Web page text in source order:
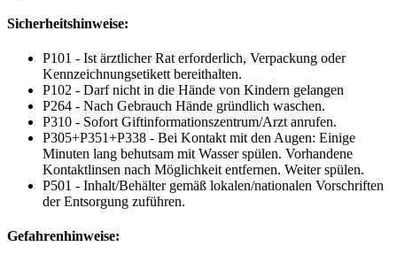
Sicherheitshinweise:
P101 - Ist ärztlicher Rat erforderlich, Verpackung oder
Kennzeichnungsetikett bereithalten.
P102 - Darf nicht in die Hände von Kindern gelangen
P264 - Nach Gebrauch Hände gründlich waschen.
P310 - Sofort Giftinformationszentrum/Arzt anrufen.
P305+P351+P338 - Bei Kontakt mit den Augen: Einige
Minuten lang behutsam mit Wasser spülen. Vorhandene
Kontaktlinsen nach Möglichkeit entfernen. Weiter spülen.
P501 - Inhalt/Behälter gemäß lokalen/nationalen Vorschriften
der Entsorgung zuführen.
Gefahrenhinweise: